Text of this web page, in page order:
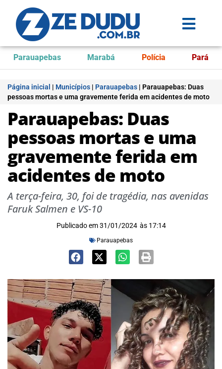
Parauapebas Marabá Polícia Pará
Página inicial | Municípios | Parauapebas | Parauapebas: Duas
pessoas mortas e uma gravemente ferida em acidentes de moto
Parauapebas: Duas
pessoas mortas e uma
gravemente ferida em
acidentes de moto
A terça-feira, 30, foi de tragédia, nas avenidas
Faruk Salmen e VS-10
Publicado em 31/01/2024 às 17:14
Parauapebas